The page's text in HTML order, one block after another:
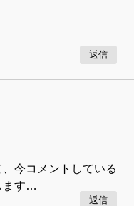
返信
今コメントしている
ます…
返信